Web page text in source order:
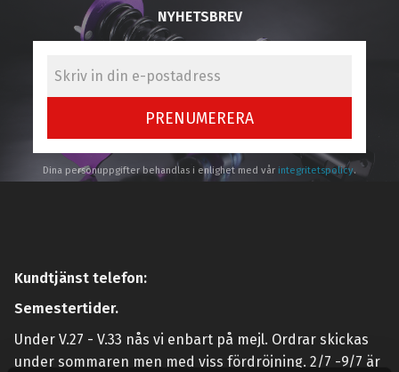
NYHETSBREV
PRENUMERERA
Dina personuppgifter behandlas i enlighet med vår integritetspolicy.
Kundtjänst telefon:
Semestertider.
Under V.27 - V.33 nås vi enbart på mejl. Ordrar skickas
under sommaren men med viss fördröjning. 2/7 -9/7 är